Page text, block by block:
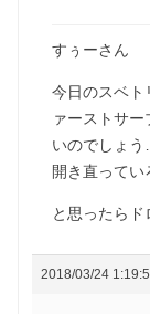
すぅーさん
今日のスベト
ァーストサ
いのでしょう
開き直ってい
と思ったら
2018/03/24